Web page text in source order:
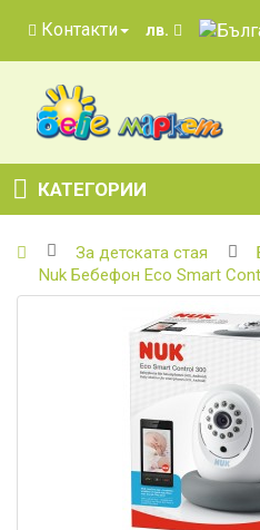
Контакти лв.
КАТЕГОРИИ
За детската стая
Nuk Бебефон Eco Smart